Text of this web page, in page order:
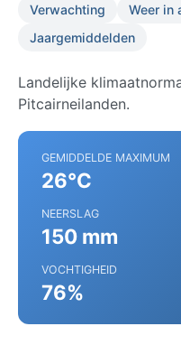
Verwachting Weer in
Jaargemiddelden
Landelijke
Pitcairneilanden.
GEMIDDELDE MAXIMUM
26°C
NEERSLAG
150 mm
VOCHTIGHEID
76%